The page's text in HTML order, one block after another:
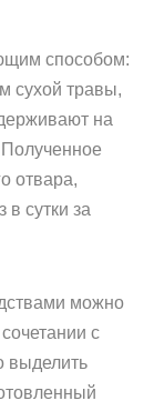
способом:
сухой травы,
на
отвара,
в сутки за
можно
с
выделить